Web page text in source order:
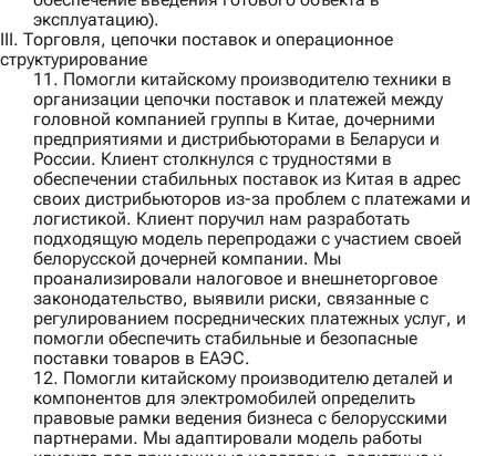
эксплуатацию).
III. Торговля, цепочки поставок и операционное
структурирование
11. Помогли китайскому производителю техники в
организации цепочки поставок и платежей между
головной компанией группы в Китае, дочерними
предприятиями и дистрибьюторами в Беларуси и
России. Клиент столкнулся с трудностями в
обеспечении стабильных поставок из Китая в адрес
своих дистрибьюторов из-за проблем с платежами и
логистикой. Клиент поручил нам разработать
подходящую модель перепродажи с участием своей
белорусской дочерней компании. Мы
проанализировали налоговое и внешнеторговое
законодательство, выявили риски, связанные с
регулированием посреднических платежных услуг, и
помогли обеспечить стабильные и безопасные
поставки товаров в ЕАЭС.
12. Помогли китайскому производителю деталей и
компонентов для электромобилей определить
правовые рамки ведения бизнеса с белорусскими
партнерами. Мы адаптировали модель работы